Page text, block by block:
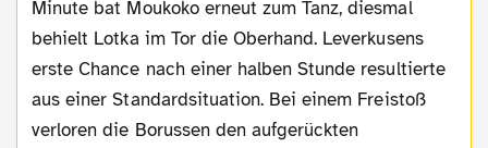
Minute bat Moukoko erneut zum Tanz, diesmal
behielt Lotka im Tor die Oberhand. Leverkusens
erste Chance nach einer halben Stunde resultierte
aus einer Standardsituation. Bei einem Freistoß
verloren die Borussen den aufgerückten